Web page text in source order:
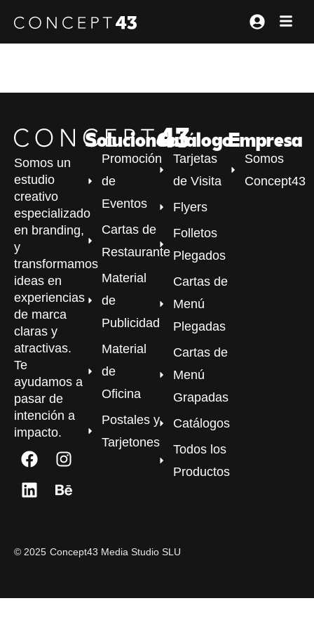
Somos un
estudio
creativo
especializado
en branding,
y
transformamos
ideas en
experiencias
de marca
claras y
atractivas.
Te
ayudamos a
pasar de
intención a
impacto.
Soluciones
Promoción
de
Eventos
Cartas de
Restaurante
Material
de
Publicidad
Material
de
Oficina
Postales y
Tarjetones
Catálogo
Tarjetas
de Visita
Flyers
Folletos
Plegados
Cartas de
Menú
Plegadas
Cartas de
Menú
Grapadas
Catálogos
Todos los
Productos
Empresa
Somos
Concept43
© 2025 Concept43 Media Studio SLU